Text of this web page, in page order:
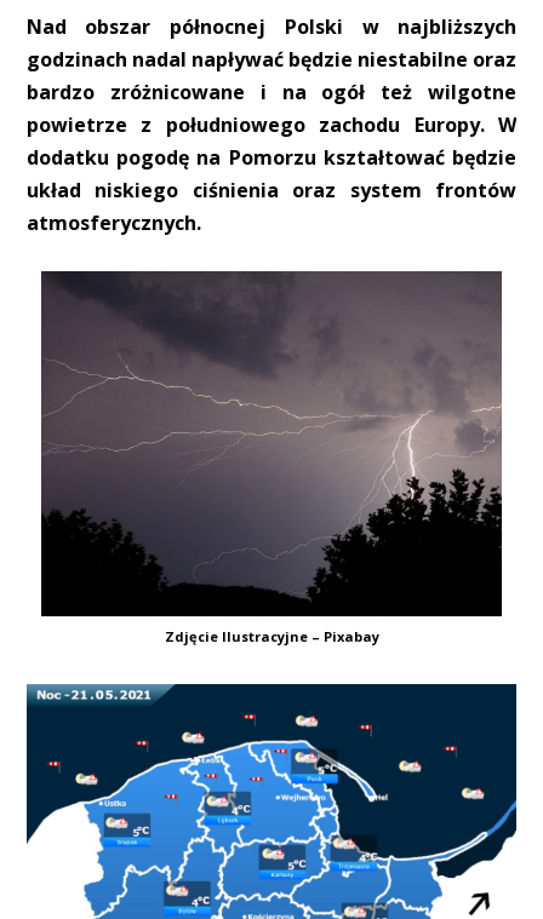
Nad obszar północnej Polski w najbliższych
godzinach nadal napływać będzie niestabilne oraz
bardzo zróżnicowane i na ogół też wilgotne
powietrze z południowego zachodu Europy. W
dodatku pogodę na Pomorzu kształtować będzie
układ niskiego ciśnienia oraz system frontów
atmosferycznych.
Zdjęcie Ilustracyjne – Pixabay